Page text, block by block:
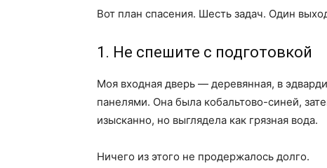
Вот план спасения. Шесть задач. Один
1. Не спешите с подготовкой
Моя входная дверь — деревянная, в
панелями. Она была кобальтово-синей,
изысканно, но выглядела как грязная вода.
Ничего из этого не продержалось долго.